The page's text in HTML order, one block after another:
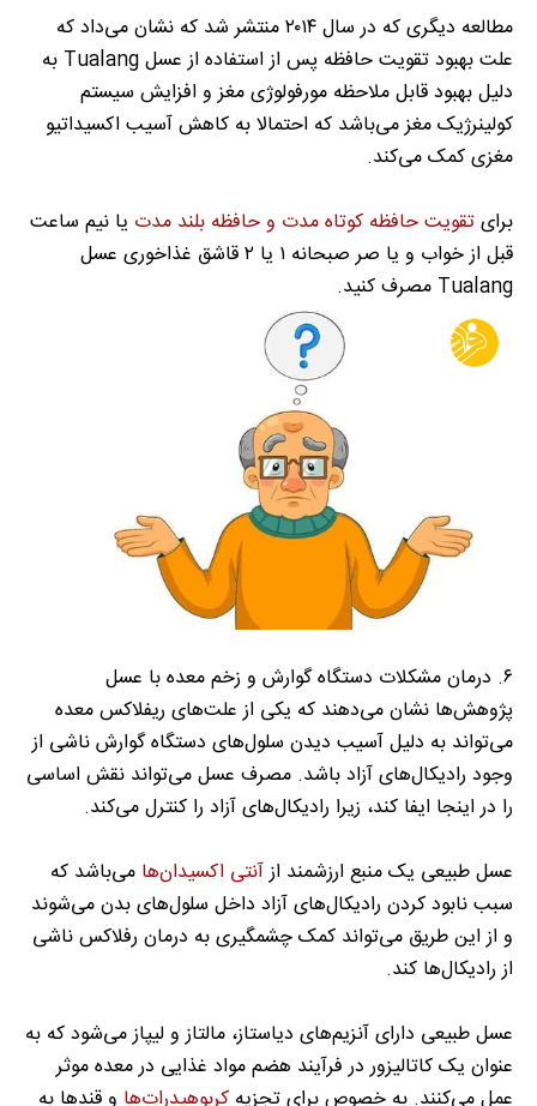
مطالعه دیگری که در سال ۲۰۱۴ منتشر شد که نشان می‌داد که
علت بهبود تقویت حافظه پس از استفاده از عسل Tualang به
دلیل بهبود قابل ملاحظه مورفولوژی مغز و افزایش سیستم
کولینرژیک مغز می‌باشد که احتمالا به کاهش آسیب اکسیداتیو
مغزی کمک می‌کند.
برایتقویت حافظه کوتاه مدت و حافظه بلند مدت یا نیم ساعت
قبل از خواب و یا صر صبحانه ۱ یا ۲ قاشق غذاخوری عسل
Tualang مصرف کنید.
۶. درمان مشکلات دستگاه گوارش و زخم معده با عسل
پژوهش‌ها نشان می‌دهند که یکی از علت‌های ریفلاکس معده
می‌تواند به دلیل آسیب دیدن سلول‌های دستگاه گوارش ناشی از
وجود رادیکال‌های آزاد باشد. مصرف عسل می‌تواند نقش اساسی
را در اینجا ایفا کند، زیرا رادیکال‌های آزاد را کنترل می‌کند.
عسل طبیعی یک منبع ارزشمند ازآنتی اکسیدان‌ها می‌باشد که
سبب نابود کردن رادیکال‌های آزاد داخل سلول‌های بدن می‌شوند
و از این طریق می‌تواند کمک چشمگیری به درمان رفلاکس ناشی
از رادیکال‌ها کند.
عسل طبیعی دارای آنزیم‌های دیاستاز، مالتاز و لیپاز می‌شود که به
عنوان یک کاتالیزور در فرآیند هضم مواد غذایی در معده موثر
عمل می‌کنند. به خصوص برای تجزیه کربوهیدرات‌ها و قند‌ها به